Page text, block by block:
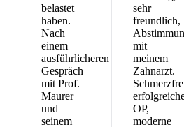
belastet
haben.
Nach
einem
ausführlicheren
Gespräch
mit Prof.
Maurer
und
seinem
sehr
freundlich,
mit
meinem
Zahnarzt.
OP,
moderne